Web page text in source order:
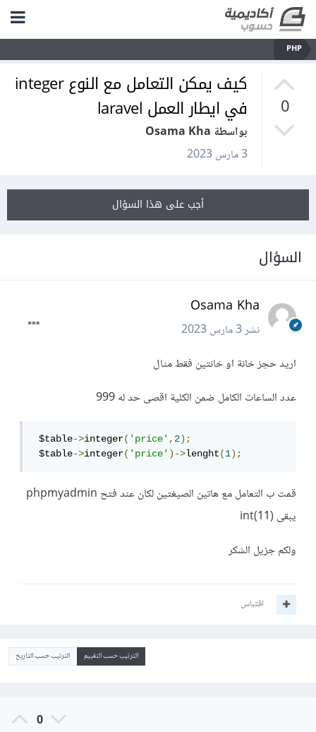
PHP
0
كيف يمكن التعامل مع النوع integer
في ايطار العمل laravel
بواسطة Osama Kha
3 مارس 2023
أجب على هذا السؤال
السؤال
Osama Kha
نشر3 مارس 2023
اريد حجز خانة او خانتين فقط مثال
عدد الساعات الكامل ضمن الكلية اقصى حد له 999
$table->integer('price',2);
$table->integer('price')->lenght(1);
قمت ب التعامل مع هاتين الصيغتين لكان عند فتح phpmyadmin
يبقى int(11)
ولكم جزيل الشكر
اقتباس
الترتيب حسب التقييم الترتيب حسب التاريخ
0